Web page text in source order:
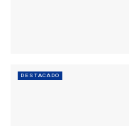
DESTACADO